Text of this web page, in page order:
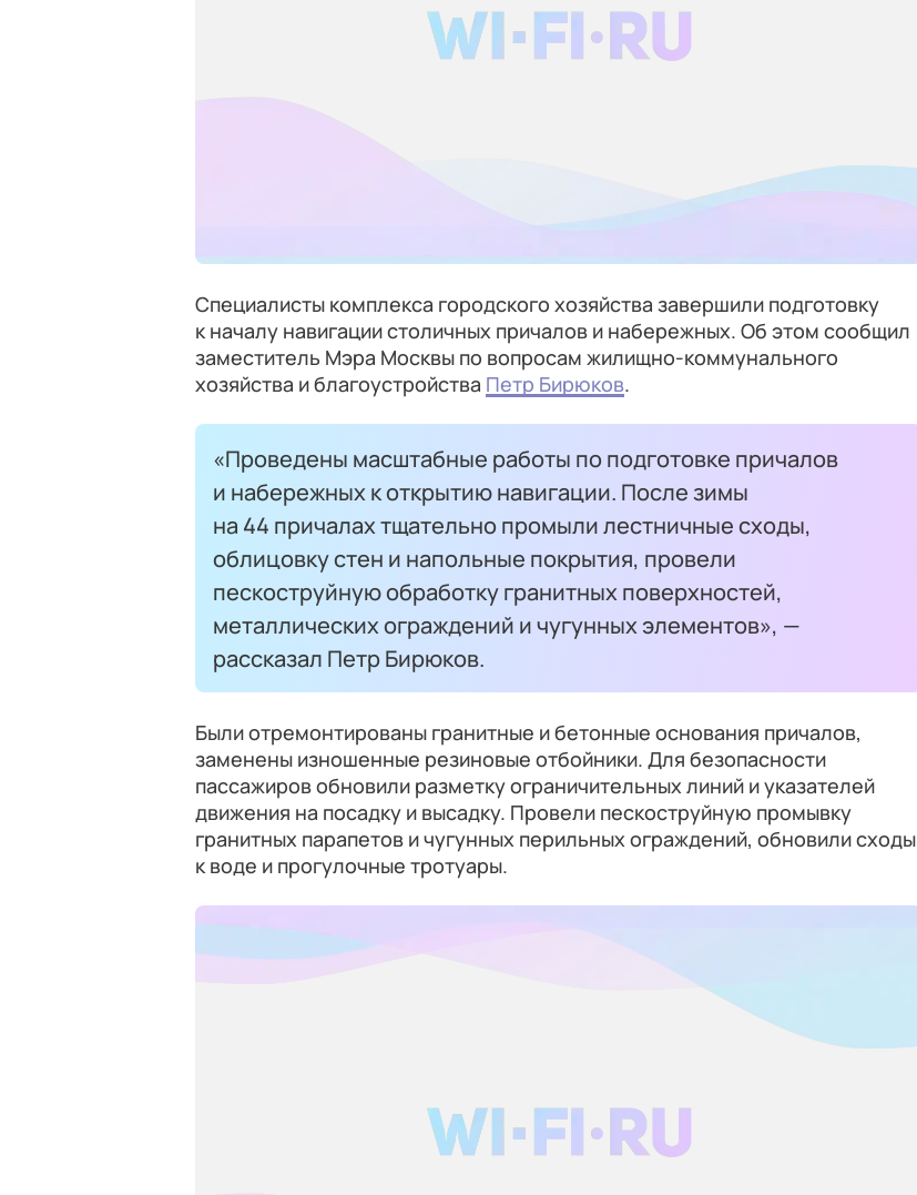
Специалисты комплекса городского хозяйства завершили подготовку
к началу навигации столичных причалов и набережных. Об этом сообщил
заместитель Мэра Москвы по вопросам жилищно-коммунального
хозяйства и благоустройства Петр Бирюков.
«Проведены масштабные работы по подготовке причалов
и набережных к открытию навигации. После зимы
на 44 причалах тщательно промыли лестничные сходы,
облицовку стен и напольные покрытия, провели
пескоструйную обработку гранитных поверхностей,
металлических ограждений и чугунных элементов», —
рассказал Петр Бирюков.
Были отремонтированы гранитные и бетонные основания причалов,
заменены изношенные резиновые отбойники. Для безопасности
пассажиров обновили разметку ограничительных линий и указателей
движения на посадку и высадку. Провели пескоструйную промывку
гранитных парапетов и чугунных перильных ограждений, обновили сходы
к воде и прогулочные тротуары.